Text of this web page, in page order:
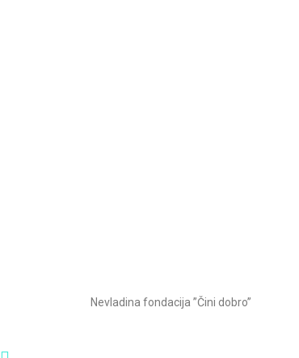
Nevladina fondacija ”Čini dobro”